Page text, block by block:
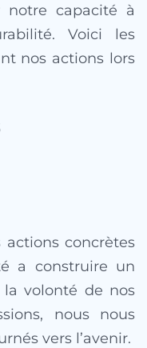
notre capacité à
Voici les
nos actions lors
concrètes
a construire un
volonté de nos
nous nous
vers l’avenir.